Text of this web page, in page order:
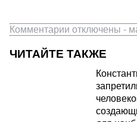
Комментарии отключены -
ЧИТАЙТЕ ТАКЖЕ